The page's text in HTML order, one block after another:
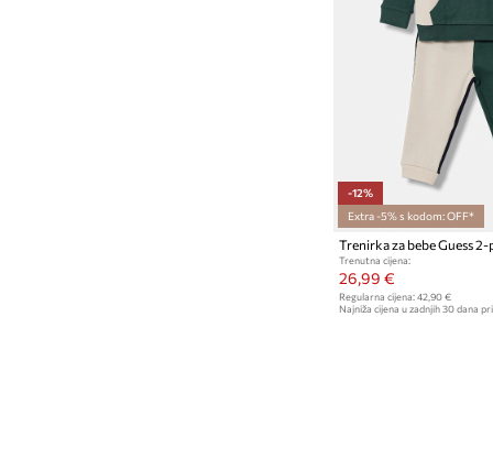
-12%
Extra -5% s kodom: OFF*
Trenirka za bebe Guess 2-
Trenutna cijena:
26,99 €
Regularna cijena: 42,90 €
Najniža cijena u zadnjih 30 dana